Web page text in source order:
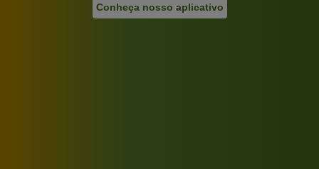
Conheça nosso aplicativo